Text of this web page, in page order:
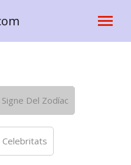
Del Zodíac
Celebritats